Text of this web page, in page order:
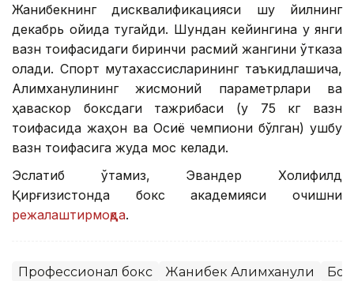
Жанибекнинг дисквалификацияси шу йилнинг
декабрь ойида тугайди. Шундан кейингина у янги
вазн тоифасидаги биринчи расмий жангини ўтказа
олади. Спорт мутахассисларининг таъкидлашича,
Алимханулининг жисмоний параметрлари ва
ҳаваскор боксдаги тажрибаси (у 75 кг вазн
тоифасида жаҳон ва Осиё чемпиони бўлган) ушбу
вазн тоифасига жуда мос келади.
Эслатиб ўтамиз, Эвандер Холифилд
Қирғизистонда бокс академияси очишни
режалаштирмоқда.
Профессионал бокс Жанибек Алимханули